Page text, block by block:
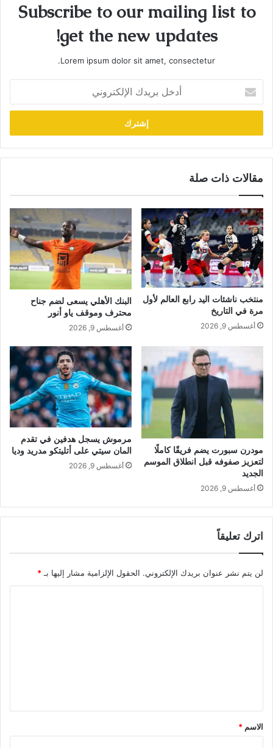
Subscribe to our mailing list to
get the new updates!
Lorem ipsum dolor sit amet, consectetur.
بريدك
الإلكتروني
مقالات ذات صلة
منتخب ناشئات اليد رابع العالم لأول
مرة في التاريخ
أغسطس 9, 2026
البنك الأهلي يسعى لضم جناح
محترف وموقف ياو أنور
أغسطس 9, 2026
مودرن سبورت يضم فريقًا كاملًا
لتعزيز صفوفه قبل انطلاق الموسم
الجديد
أغسطس 9, 2026
مرموش يسجل هدفين في تقدم
المان سيتي على أتليتكو مدريد وديا
أغسطس 9, 2026
اترك تعليقاً
لن يتم نشر عنوان بريدك الإلكتروني. الحقول الإلزامية مشار إليها بـ *
*
الاسم *